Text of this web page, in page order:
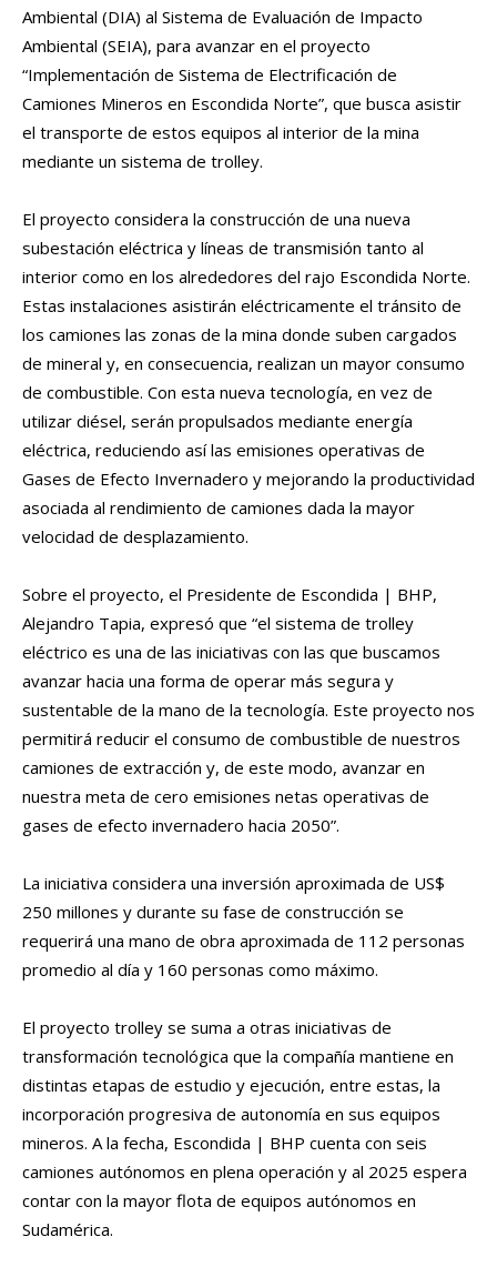
Ambiental (DIA) al Sistema de Evaluación de Impacto
Ambiental (SEIA), para avanzar en el proyecto
“Implementación de Sistema de Electrificación de
Camiones Mineros en Escondida Norte”, que busca asistir
el transporte de estos equipos al interior de la mina
mediante un sistema de trolley.
El proyecto considera la construcción de una nueva
subestación eléctrica y líneas de transmisión tanto al
interior como en los alrededores del rajo Escondida Norte.
Estas instalaciones asistirán eléctricamente el tránsito de
los camiones las zonas de la mina donde suben cargados
de mineral y, en consecuencia, realizan un mayor consumo
de combustible. Con esta nueva tecnología, en vez de
utilizar diésel, serán propulsados mediante energía
eléctrica, reduciendo así las emisiones operativas de
Gases de Efecto Invernadero y mejorando la productividad
asociada al rendimiento de camiones dada la mayor
velocidad de desplazamiento.
Sobre el proyecto, el Presidente de Escondida | BHP,
Alejandro Tapia, expresó que “el sistema de trolley
eléctrico es una de las iniciativas con las que buscamos
avanzar hacia una forma de operar más segura y
sustentable de la mano de la tecnología. Este proyecto nos
permitirá reducir el consumo de combustible de nuestros
camiones de extracción y, de este modo, avanzar en
nuestra meta de cero emisiones netas operativas de
gases de efecto invernadero hacia 2050”.
La iniciativa considera una inversión aproximada de US$
250 millones y durante su fase de construcción se
requerirá una mano de obra aproximada de 112 personas
promedio al día y 160 personas como máximo.
El proyecto trolley se suma a otras iniciativas de
transformación tecnológica que la compañía mantiene en
distintas etapas de estudio y ejecución, entre estas, la
incorporación progresiva de autonomía en sus equipos
mineros. A la fecha, Escondida | BHP cuenta con seis
camiones autónomos en plena operación y al 2025 espera
contar con la mayor flota de equipos autónomos en
Sudamérica.